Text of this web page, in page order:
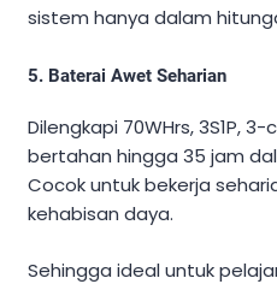
sistem hanya dalam
5. Baterai Awet Seharian
Dilengkapi 70WHrs, 3S1P,
bertahan hingga 35 jam
Cocok untuk bekerja
kehabisan daya.
Sehingga ideal untuk